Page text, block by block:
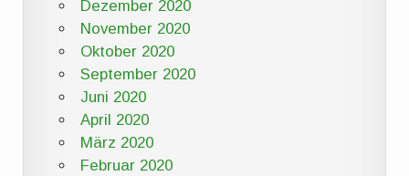
Dezember 2020
November 2020
Oktober 2020
September 2020
Juni 2020
April 2020
März 2020
Februar 2020